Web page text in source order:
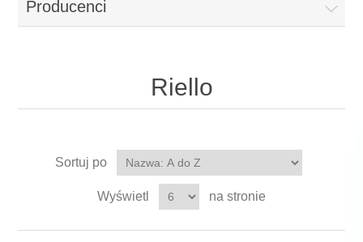
Producenci
Riello
Sortuj po
Wyświetl na stronie